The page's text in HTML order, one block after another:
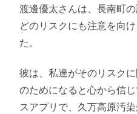
渡邊優太さんは、長南町
どのリスクにも注意を向
た。
彼は、私達がそのリスク
のためになると心から信
スアプリで、久万高原汚